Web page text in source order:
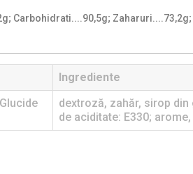
Carbohidrati....90,5g;
Ingrediente
dextroză, zahăr, sirop
de aciditate: E330;